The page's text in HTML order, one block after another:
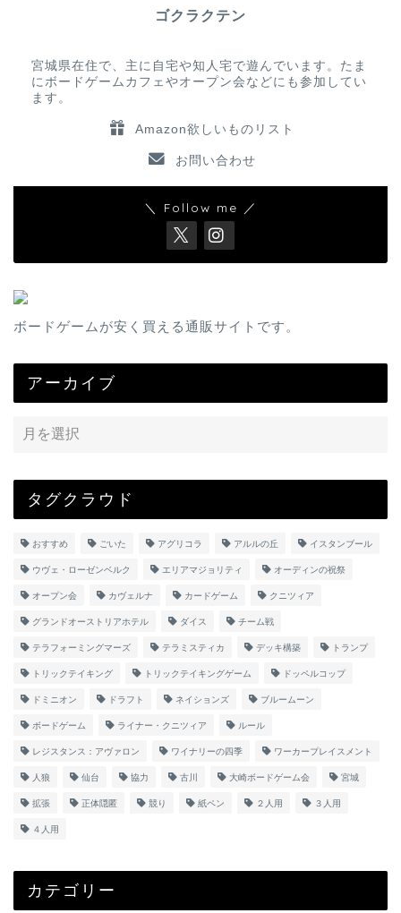
ゴクラクテン
宮城県在住で、主に自宅や知人宅で遊んでいます。たま
にボードゲームカフェやオープン会などにも参加してい
ます。
Amazon欲しいものリスト
お問い合わせ
＼ Follow me ／
ボードゲームが安く買える通販サイトです。
アーカイブ
タグクラウド
おすすめ ごいた アグリコラ アルルの丘 イスタンブール
ウヴェ・ローゼンベルク エリアマジョリティ オーディンの祝祭
オープン会 カヴェルナ カードゲーム クニツィア
グランドオーストリアホテル ダイス チーム戦
テラフォーミングマーズ テラミスティカ デッキ構築 トランプ
トリックテイキング トリックテイキングゲーム ドッペルコップ
ドミニオン ドラフト ネイションズ ブルームーン
ボードゲーム ライナー・クニツィア ルール
レジスタンス：アヴァロン ワイナリーの四季 ワーカープレイスメント
人狼 仙台 協力 古川 大崎ボードゲーム会 宮城
拡張 正体隠匿 競り 紙ペン ２人用 ３人用
４人用
カテゴリー